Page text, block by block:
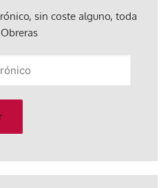
sin coste alguno, toda